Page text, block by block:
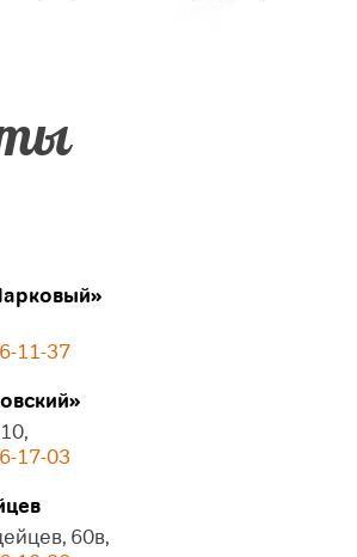
11-37
17-03
60в,